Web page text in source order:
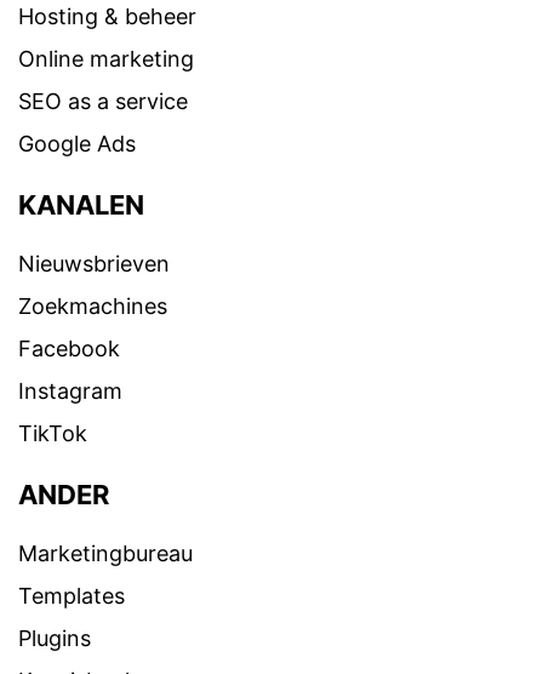
Hosting & beheer
Online marketing
SEO as a service
Google Ads
KANALEN
Nieuwsbrieven
Zoekmachines
Facebook
Instagram
TikTok
ANDER
Marketingbureau
Templates
Plugins